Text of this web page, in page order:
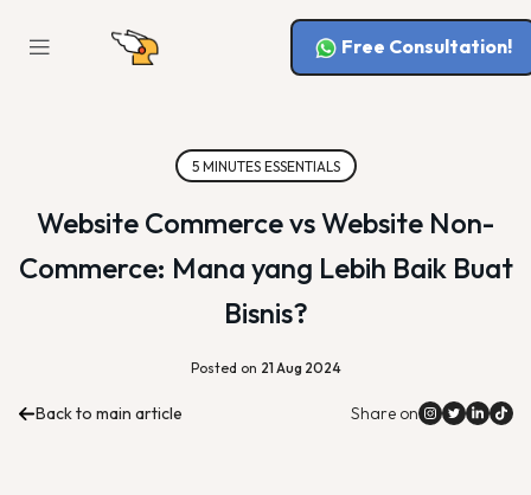
Free Consultation!
5 MINUTES ESSENTIALS
Website Commerce vs Website Non-
Commerce: Mana yang Lebih Baik Buat
Bisnis?
Posted on 21 Aug 2024
Back to main article Share on